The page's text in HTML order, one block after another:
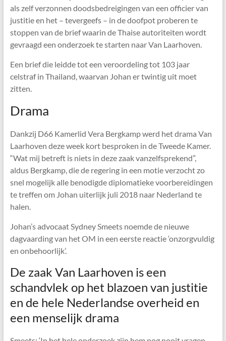
als zelf verzonnen doodsbedreigingen van een officier van
justitie en het – tevergeefs – in de doofpot proberen te
stoppen van de brief waarin de Thaise autoriteiten wordt
gevraagd een onderzoek te starten naar Van Laarhoven.
Een brief die leidde tot een veroordeling tot 103 jaar
celstraf in Thailand, waarvan Johan er twintig uit moet
zitten.
Drama
Dankzij D66 Kamerlid Vera Bergkamp werd het drama Van
Laarhoven deze week kort besproken in de Tweede Kamer.
“Wat mij betreft is niets in deze zaak vanzelfsprekend”,
aldus Bergkamp, die de regering in een motie verzocht zo
snel mogelijk alle benodigde diplomatieke voorbereidingen
te treffen om Johan uiterlijk juli 2018 naar Nederland te
halen.
Johan’s advocaat Sydney Smeets noemde de nieuwe
dagvaarding van het OM in een eerste reactie ‘onzorgvuldig
en onbehoorlijk’.
De zaak Van Laarhoven is een
schandvlek op het blazoen van justitie
en de hele Nederlandse overheid en
een menselijk drama